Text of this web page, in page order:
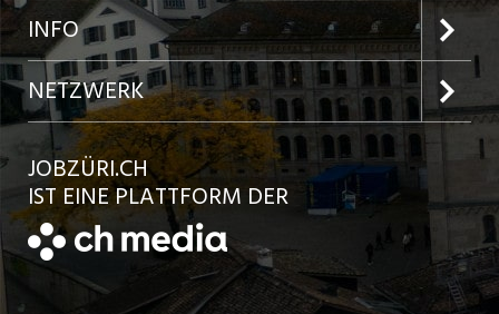
Jobs in der Stadt Zürich
Jobs in der Stadt Winterthur
Jobs in der Stadt Bülach
Jobs in der Stadt Uster
Jobs in der Stadt Horgen
Festanstellungen
Preise und Leistungen
Inserat aufgeben
Kundenlogin
Schnittstelle
INFO
Team
Ratgeber
AGB
Datenschutzerklärung
Nutzungsbedingungen
NETZWERK
jobbasel.ch
jobbern.ch
jobmittelland.ch
JOBZÜRI.CH
IST EINE PLATTFORM DER